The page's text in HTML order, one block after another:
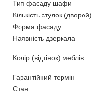
Тип фасаду шафи
Кількість стулок (дверей)
Форма фасаду
Наявність дзеркала
Колір (відтінок) меблів
Гарантійний термін
Стан